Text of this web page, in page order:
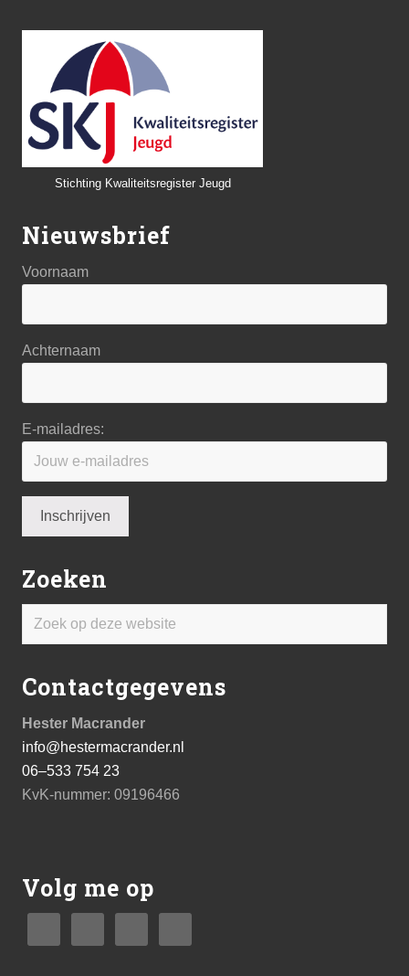
Stichting Kwaliteitsregister Jeugd
Nieuwsbrief
Voornaam
Achternaam
E-mailadres:
Zoeken
Zoek
website
Contactgegevens
Hester Macrander
info@hestermacrander.nl
06–533 754 23
KvK-nummer: 09196466
Volg me op